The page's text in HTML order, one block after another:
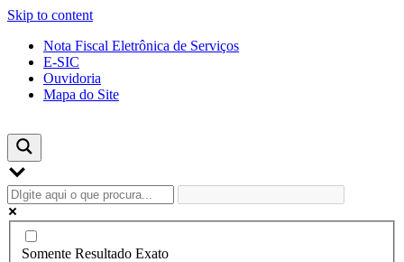
Skip to content
Nota Fiscal Eletrônica de Serviços
E-SIC
Ouvidoria
Mapa do Site
Somente Resultado Exato